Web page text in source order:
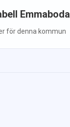
Emmaboda
för denna kommun